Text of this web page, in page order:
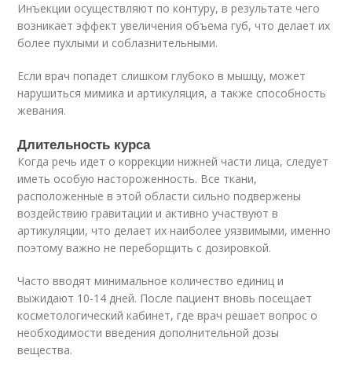
Инъекции осуществляют по контуру, в результате чего
возникает эффект увеличения объема губ, что делает их
более пухлыми и соблазнительными.
Если врач попадет слишком глубоко в мышцу, может
нарушиться мимика и артикуляция, а также способность
жевания.
Длительность курса
Когда речь идет о коррекции нижней части лица, следует
иметь особую настороженность. Все ткани,
расположенные в этой области сильно подвержены
воздействию гравитации и активно участвуют в
артикуляции, что делает их наиболее уязвимыми, именно
поэтому важно не переборщить с дозировкой.
Часто вводят минимальное количество единиц и
выжидают 10-14 дней. После пациент вновь посещает
косметологический кабинет, где врач решает вопрос о
необходимости введения дополнительной дозы
вещества.